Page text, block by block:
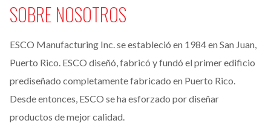
SOBRE NOSOTROS
ESCO Manufacturing Inc. se estableció en 1984 en San Juan,
Puerto Rico. ESCO diseñó, fabricó y fundó el primer edificio
prediseñado completamente fabricado en Puerto Rico.
Desde entonces, ESCO se ha esforzado por diseñar
productos de mejor calidad.